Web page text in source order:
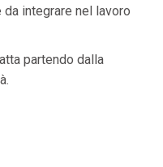
integrare nel lavoro
partendo dalla